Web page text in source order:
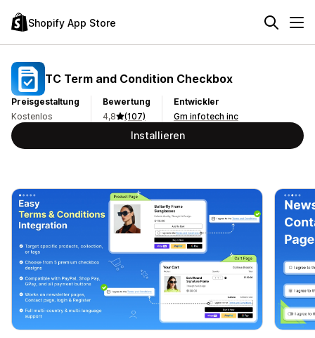
Shopify App Store
TC Term and Condition Checkbox
Preisgestaltung
Kostenlos
Bewertung
4,8
(107)
Entwickler
Gm infotech inc
Installieren